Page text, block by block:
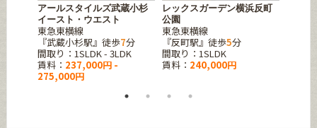
アールスタイルズ武蔵小杉
イースト・ウエスト
東急東横線
『武蔵小杉駅』徒歩7分
間取り：1SLDK - 3LDK
賃料： 237,000円 -
275,000円
レックスガーデン横浜反町
公園
東急東横線
『反町駅』徒歩5分
間取り：1SLDK
賃料： 240,000円